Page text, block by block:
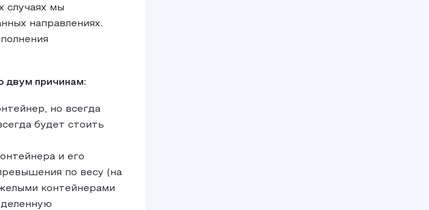
случаях мы
направлениях.
двум причинам:
но всегда
будет стоить
и его
по весу (на
контейнерами